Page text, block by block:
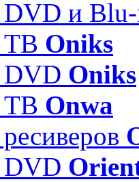
DVD и
ТВ Oniks
DVD Oniks
ТВ Onwa
DVD